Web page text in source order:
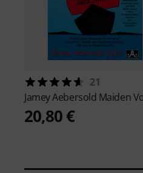
21
Jamey Aebersold Maiden
20,80 €